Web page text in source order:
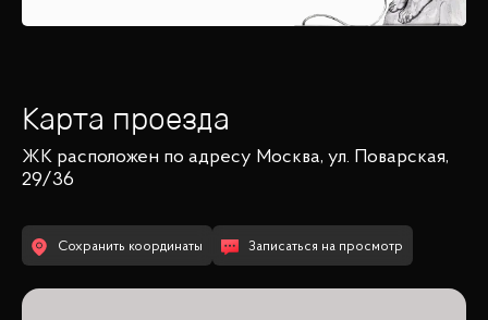
Карта проезда
ЖК расположен по адресу Москва, ул. Поварская,
29/36
Сохранить координаты Записаться на просмотр